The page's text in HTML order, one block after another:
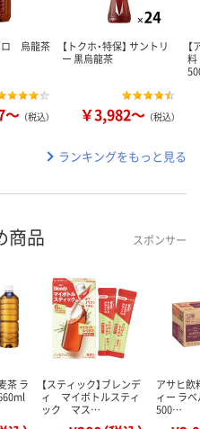
ロ 烏龍茶
～ （税込）
【トクホ・特保】 サントリ
ー 黒烏龍茶
￥3,982～ （税込）
ランキングをもっと見る
商品 スポンサー
茶 ラ
【スティック】ブレンデ
ィ マイボトルスティ
ック マス…
アサヒ飲
ィー ラ
500…